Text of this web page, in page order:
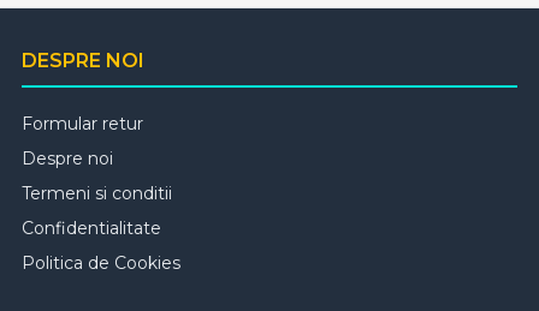
DESPRE NOI
Formular retur
Despre noi
Termeni si conditii
Confidentialitate
Politica de Cookies